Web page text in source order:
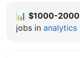
📊 $1000-2000
jobs in